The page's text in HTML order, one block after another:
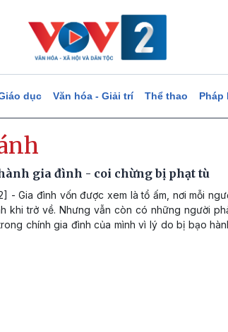
dục Văn hóa - Giải trí Thể thao Pháp
gia đình - coi chừng bị phạt tù
- Gia đình vốn được xem là tổ ấm, nơi mỗi
khi trở về. Nhưng vẫn còn có những người
chính gia đình của mình vì lý do bị bạo